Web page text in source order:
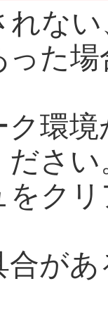
れな
った
環境
ださい
クリ
があ